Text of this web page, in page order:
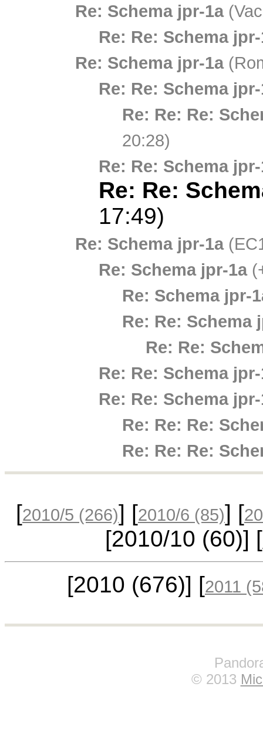
Re: Schema jpr-1a
Re: Re: Schema
Re: Schema jpr-1a
Re: Re: Schema
Re: Re: Re:
20:28)
Re: Re: Schema
Re: Re:
17:49)
Re: Schema jpr-1a
Re: Schema jpr-1a
Re: Schema jpr-
Re: Re: Schema
Re: Re:
Re: Re: Schema
Re: Re: Schema
Re: Re: Re:
Re: Re: Re:
[2010/5 (266)] [2010/6 (85)] [
[2010/10 (60)] [
[2010 (676)] [2011
© 2013